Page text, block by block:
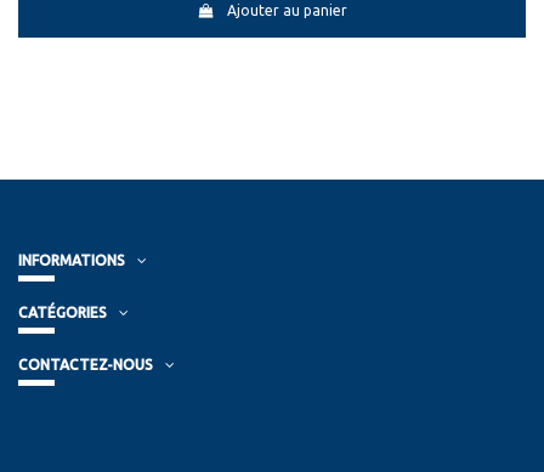
Ajouter au panier
INFORMATIONS
CATÉGORIES
CONTACTEZ-NOUS